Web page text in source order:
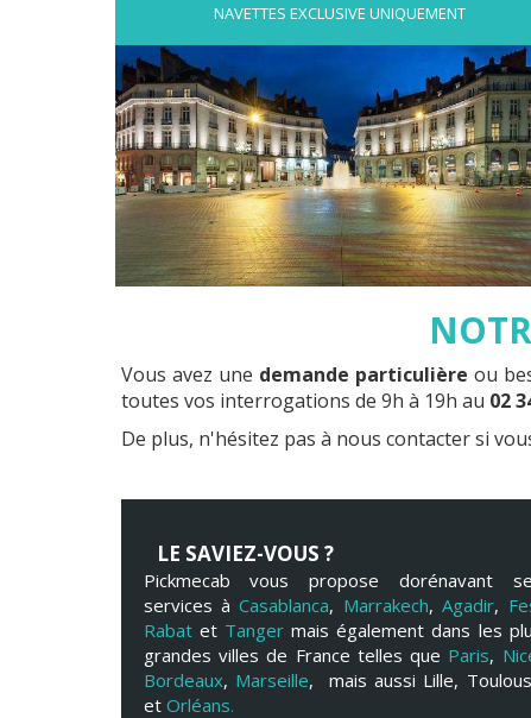
NAVETTES EXCLUSIVE UNIQUEMENT
Vous avez une demande particulière ou
toutes vos interrogations de 9h à 19h au 02
De plus, n'hésitez pas à nous contacter si
LE SAVIEZ-VOUS ?
Pickmecab vous propose dorénavant
services àCasablanca, Marrakech,Agadir,
Rabatet Tangermais également dans les
grandes villes de France telles que Paris,
Bordeaux, Marseille, mais aussi Lille,
etOrléans.